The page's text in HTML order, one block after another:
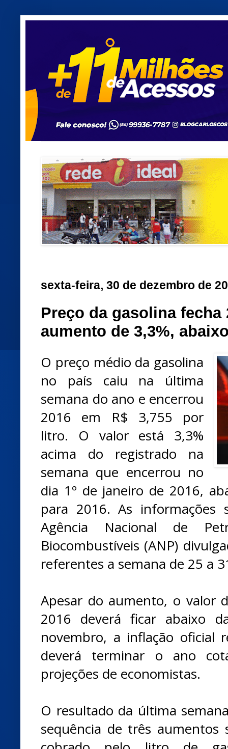
sexta-feira, 30 de dezembro de
Preço da gasolina fecha
aumento de 3,3%,
O preço médio da gasolina
no país caiu na última
semana do ano e encerrou
2016 em R$ 3,755 por
litro. O valor está 3,3%
acima do registrado na
semana que encerrou no
dia 1º de janeiro de 2016,
para 2016. As informações
Agência Nacional de
Biocombustíveis (ANP)
referentes a semana de 25 a
Apesar do aumento, o valor
2016 deverá ficar abaixo
novembro, a inflação oficial
deverá terminar o ano
projeções de economistas.
O resultado da última
sequência de três aumentos